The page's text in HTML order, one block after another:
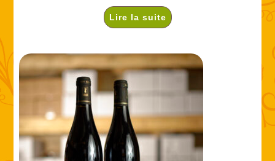
Lire la suite